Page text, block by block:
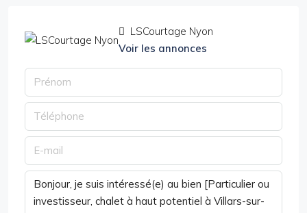
LSCourtage Nyon
Voir les annonces